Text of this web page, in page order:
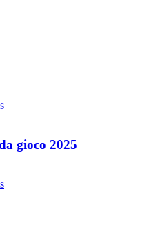
gioco 2025